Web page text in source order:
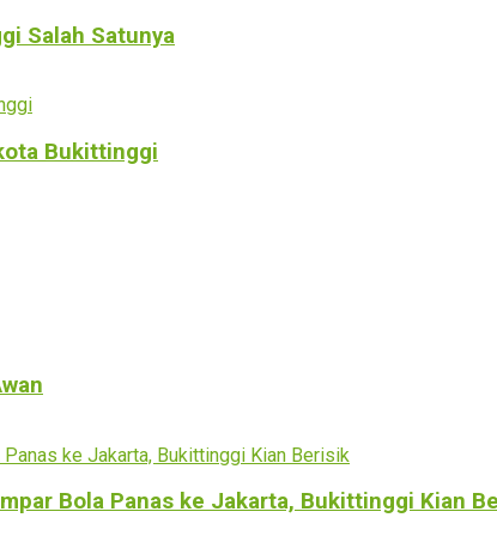
Salah Satunya
Bukittinggi
Bola Panas ke Jakarta, Bukittinggi Kian